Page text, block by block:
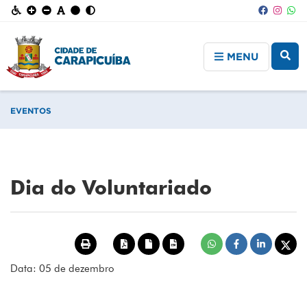
MENU
EVENTOS
Dia do Voluntariado
Data: 05 de dezembro